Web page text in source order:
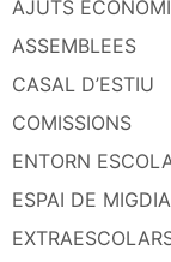
AJUTS
ASSEMBLEES
CASAL D’ESTIU
COMISSIONS
ENTORN
ESPAI DE MIGDIA